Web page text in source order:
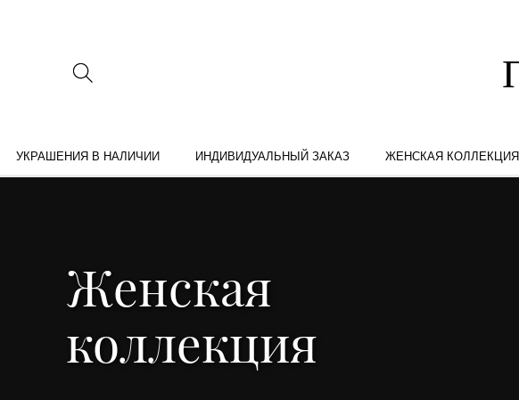
УКРАШЕНИЯ В НАЛИЧИИ ИНДИВИДУАЛЬНЫЙ ЗАКАЗ ЖЕНСКАЯ КОЛЛЕКЦИЯ
Женская
коллекция